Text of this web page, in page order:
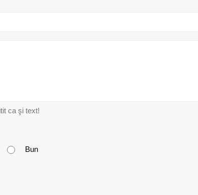
ca şi text!
Bun